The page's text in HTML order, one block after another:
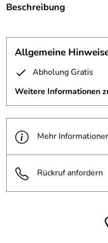
Beschreibung
private Kellerbar.
Die Bleche sind sichtbar
3 mm Rohstahl, farblos
Allgemeine
Abholung Gratis
Weitere Informationen
Mehr
Rückruf anfordern